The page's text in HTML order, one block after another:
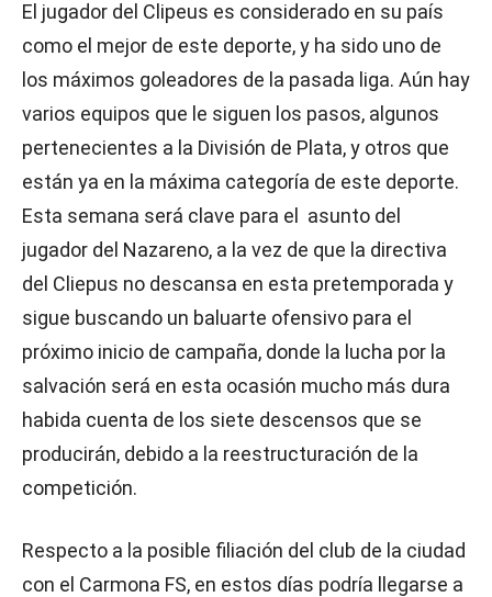
El jugador del Clipeus es considerado en su país
como el mejor de este deporte, y ha sido uno de
los máximos goleadores de la pasada liga. Aún hay
varios equipos que le siguen los pasos, algunos
pertenecientes a la División de Plata, y otros que
están ya en la máxima categoría de este deporte.
Esta semana será clave para el asunto del
jugador del Nazareno, a la vez de que la directiva
del Cliepus no descansa en esta pretemporada y
sigue buscando un baluarte ofensivo para el
próximo inicio de campaña, donde la lucha por la
salvación será en esta ocasión mucho más dura
habida cuenta de los siete descensos que se
producirán, debido a la reestructuración de la
competición.
Respecto a la posible filiación del club de la ciudad
con el Carmona FS, en estos días podría llegarse a